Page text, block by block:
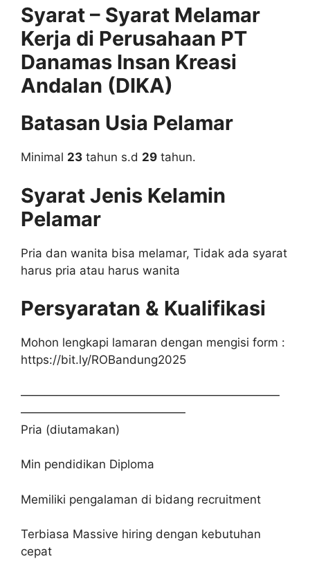
Syarat – Syarat Melamar
Kerja di Perusahaan PT
Danamas Insan Kreasi
Andalan (DIKA)
Batasan Usia Pelamar
Minimal 23 tahun s.d 29 tahun.
Syarat Jenis Kelamin
Pelamar
Pria dan wanita bisa melamar, Tidak ada syarat
harus pria atau harus wanita
Persyaratan & Kualifikasi
Mohon lengkapi lamaran dengan mengisi form :
https://bit.ly/ROBandung2025
——————————————————————
——————————————
Pria (diutamakan)
Min pendidikan Diploma
Memiliki pengalaman di bidang recruitment
Terbiasa Massive hiring dengan kebutuhan
cepat